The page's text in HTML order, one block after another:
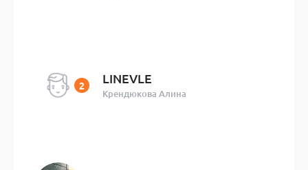
LINEVLE
Крендюкова Алина